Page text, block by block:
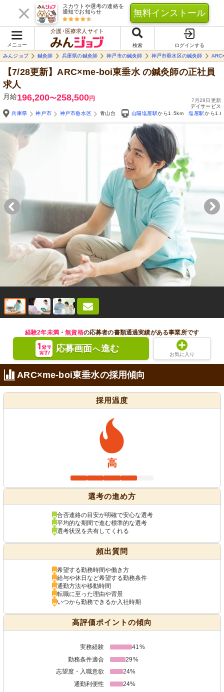
スカウトや選考の連絡を
通知でお知らせ
無料インストール
メニュー
介護･医療求人サイト
検索
ログインする
みんジョブ
鍼灸師 兵庫県の鍼灸師 神戸市の鍼灸師 神戸市垂水区の鍼灸師
【7/28更新】ARC×me-boi東垂水の鍼灸師の正社員
求人
月給196,200〜258,500円
7月28日更新
デイサービス
兵庫県
神戸市 神戸市垂水区 青山台 山陽塩屋駅から1.5km 塩屋駅から
経験2年未満・無資格の応募者の書類通過実績がある事業所です
応募画面へ進む
お気に入り
ARC×me-boi東垂水の採用傾向
採用温度
高
選考の進め方
合否連絡の目安が明確で安心な選考
平均的な期間で進む標準的な選考
選考状況を共有してくれる
頻出質問
希望する勤務時間や働き方
給与や休日など希望する勤務条件
通勤方法や移動時間
転職に至った理由や背景
いつから勤務できるか入社時期
高評価ポイントの傾向
実務経験
41%
勤務条件適合
29%
志望度・入職意欲
24%
通勤利便性
24%